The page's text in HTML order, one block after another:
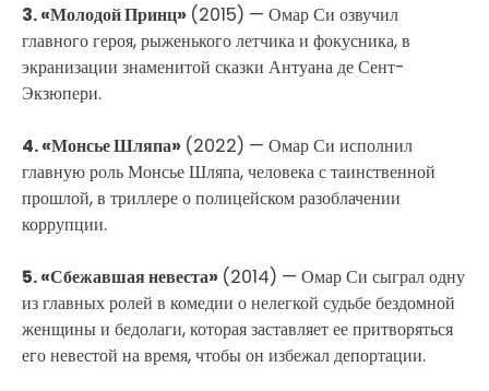
3. «Молодой Принц» (2015) — Омар Си озвучил
главного героя, рыженького летчика и фокусника, в
экранизации знаменитой сказки Антуана де Сент-
Экзюпери.
4. «Монсье Шляпа» (2022) — Омар Си исполнил
главную роль Монсье Шляпа, человека с таинственной
прошлой, в триллере о полицейском разоблачении
коррупции.
5. «Сбежавшая невеста» (2014) — Омар Си сыграл одну
из главных ролей в комедии о нелегкой судьбе бездомной
женщины и бедолаги, которая заставляет ее притворяться
его невестой на время, чтобы он избежал депортации.